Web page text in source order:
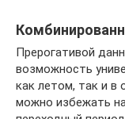
Прерогативой
возможность
как летом, так и в
можно избежать